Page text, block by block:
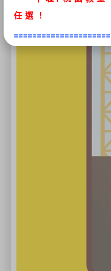
任選
！
●最新推出移工初訓
車》、《堆高機操
學術科課程皆有翻譯人員隨
●本會辦理「企業專班及